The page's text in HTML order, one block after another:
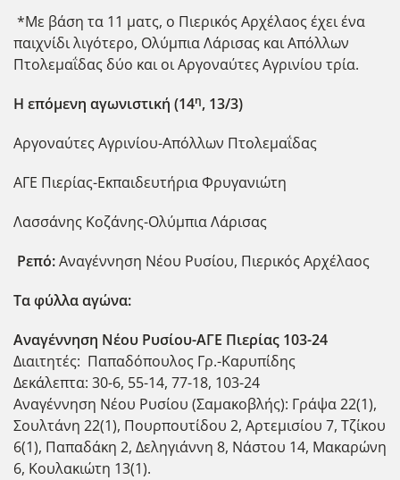
*Με βάση τα 11 ματς, ο Πιερικός Αρχέλαος έχει ένα
παιχνίδι λιγότερο, Ολύμπια Λάρισας και Απόλλων
Πτολεμαΐδας δύο και οι Αργοναύτες Αγρινίου τρία.
Η επόμενη αγωνιστική (14η, 13/3)
Αργοναύτες Αγρινίου-Απόλλων Πτολεμαΐδας
ΑΓΕ Πιερίας-Εκπαιδευτήρια Φρυγανιώτη
Λασσάνης Κοζάνης-Ολύμπια Λάρισας
Ρεπό:Αναγέννηση Νέου Ρυσίου, Πιερικός Αρχέλαος
Τα φύλλα αγώνα:
Αναγέννηση Νέου Ρυσίου-ΑΓΕ Πιερίας 103-24
Διαιτητές: Παπαδόπουλος Γρ.-Καρυπίδης
Δεκάλεπτα: 30-6, 55-14, 77-18, 103-24
Αναγέννηση Νέου Ρυσίου (Σαμακοβλής): Γράψα 22(1),
Σουλτάνη 22(1), Πουρπουτίδου 2, Αρτεμισίου 7, Τζίκου
6(1), Παπαδάκη 2, Δεληγιάννη 8, Νάστου 14, Μακαρώνη
6, Κουλακιώτη 13(1).